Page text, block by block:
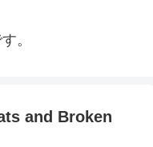
。
and Broken